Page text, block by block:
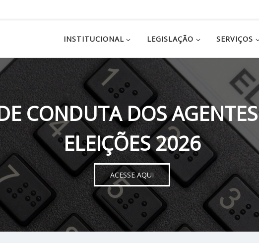
INSTITUCIONAL LEGISLAÇÃO SERVIÇOS
CONDUTA DOS
ELEIÇÕES 2026
ACESSE AQUI